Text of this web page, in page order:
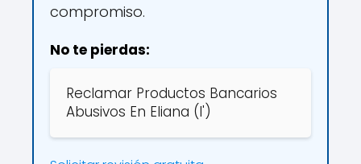
compromiso.
No te pierdas:
Reclamar Productos Bancarios
Abusivos En Eliana (l')